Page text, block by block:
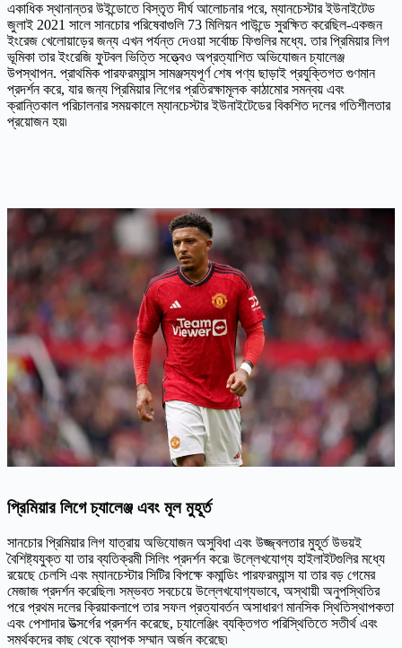
একাধিক স্থানান্তর উইন্ডোতে বিস্তৃত দীর্ঘ আলোচনার পরে, ম্যানচেস্টার ইউনাইটেড
জুলাই 2021 সালে সানচোর পরিষেবাগুলি 73 মিলিয়ন পাউন্ডে সুরক্ষিত করেছিল-একজন
ইংরেজ খেলোয়াড়ের জন্য এখন পর্যন্ত দেওয়া সর্বোচ্চ ফিগুলির মধ্যে. তার প্রিমিয়ার লিগ
ভূমিকা তার ইংরেজি ফুটবল ভিত্তি সত্ত্বেও অপ্রত্যাশিত অভিযোজন চ্যালেঞ্জ
উপস্থাপন. প্রাথমিক পারফরম্যান্স সামঞ্জস্যপূর্ণ শেষ পণ্য ছাড়াই প্রযুক্তিগত গুণমান
প্রদর্শন করে, যার জন্য প্রিমিয়ার লিগের প্রতিরক্ষামূলক কাঠামোর সমন্বয় এবং
ক্রান্তিকাল পরিচালনার সময়কালে ম্যানচেস্টার ইউনাইটেডের বিকশিত দলের গতিশীলতার
প্রয়োজন হয়৷
প্রিমিয়ার লিগে চ্যালেঞ্জ এবং মূল মুহূর্ত
সানচোর প্রিমিয়ার লিগ যাত্রায় অভিযোজন অসুবিধা এবং উজ্জ্বলতার মুহূর্ত উভয়ই
বৈশিষ্ট্যযুক্ত যা তার ব্যতিক্রমী সিলিং প্রদর্শন করে৷ উল্লেখযোগ্য হাইলাইটগুলির মধ্যে
রয়েছে চেলসি এবং ম্যানচেস্টার সিটির বিপক্ষে কমান্ডিং পারফরম্যান্স যা তার বড় গেমের
মেজাজ প্রদর্শন করেছিল৷ সম্ভবত সবচেয়ে উল্লেখযোগ্যভাবে, অস্থায়ী অনুপস্থিতির
পরে প্রথম দলের ক্রিয়াকলাপে তার সফল প্রত্যাবর্তন অসাধারণ মানসিক স্থিতিস্থাপকতা
এবং পেশাদার উত্সর্গের প্রদর্শন করেছে, চ্যালেঞ্জিং ব্যক্তিগত পরিস্থিতিতে সতীর্থ এবং
সমর্থকদের কাছ থেকে ব্যাপক সম্মান অর্জন করেছে৷